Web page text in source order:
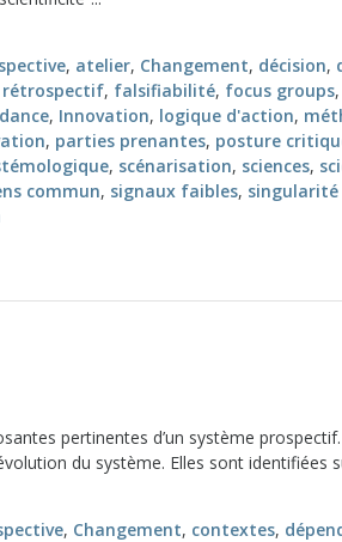
, atelier, Changement, décision,
rétrospectif, falsifiabilité, focus groups,
, Innovation, logique d'action,
, parties prenantes, posture
, scénarisation, sciences,
commun, signaux faibles,
pertinentes d’un système prospectif.
du système. Elles sont identifiées
, Changement, contextes,